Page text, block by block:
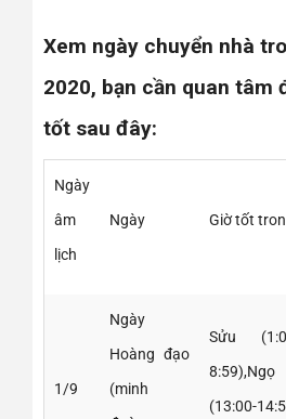
Xem ngày chuyển nhà
2020, bạn cần quan tâm
tốt sau đây:
Ngày
âm
lịch
Ngày Giờ tốt
1/9
Ngày
Hoàng đạo
(minh
Sửu
(13:00-